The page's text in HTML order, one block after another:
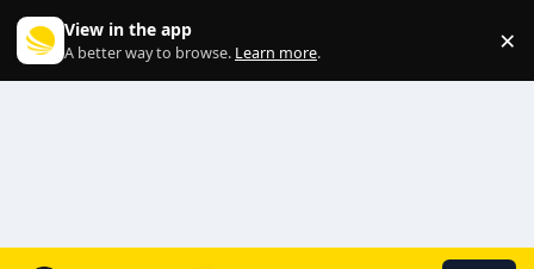
View in the app
A better way to browse. Learn more. ×